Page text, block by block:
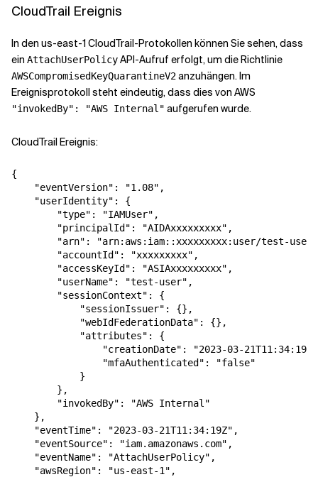
CloudTrail Ereignis
In den us-east-1 CloudTrail-Protokollen können Sie sehen, dass
ein AttachUserPolicyAPI-Aufruf erfolgt, um die Richtlinie
AWSCompromisedKeyQuarantineV2anzuhängen. Im
Ereignisprotokoll steht eindeutig, dass dies von AWS
"invokedBy": "AWS Internal" aufgerufen wurde.
CloudTrail Ereignis:
{
    "eventVersion": "1.08",
    "userIdentity": {
        "type": "IAMUser",
        "principalId": "AIDAxxxxxxxxx",
"arn": "arn:aws:iam::xxxxxxxxx:user/test-
        "accountId": "xxxxxxxxx",
        "accessKeyId": "ASIAxxxxxxxxx",
        "userName": "test-user",
        "sessionContext": {
            "sessionIssuer": {},
            "webIdFederationData": {},
            "attributes": {
"creationDate": "2023-03-
                "mfaAuthenticated": "false"
            }
        },
        "invokedBy": "AWS Internal"
    },
    "eventTime": "2023-03-21T11:34:19Z",
    "eventSource": "iam.amazonaws.com",
    "eventName": "AttachUserPolicy",
    "awsRegion": "us-east-1",